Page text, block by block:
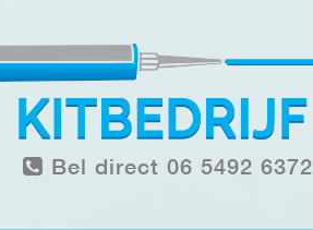
Bel direct 06 5492 6372